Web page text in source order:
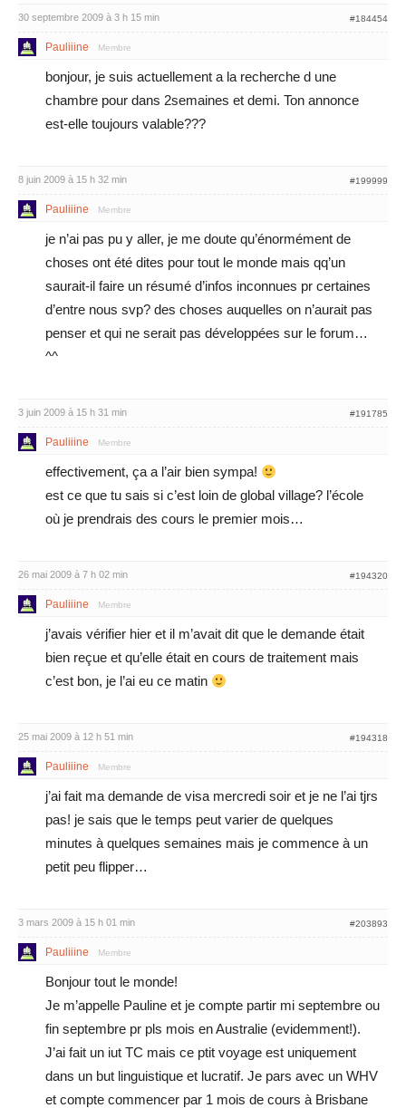
30 septembre 2009 à 3 h 15 min #184454
Pauliiine Membre
bonjour, je suis actuellement a la recherche d une
chambre pour dans 2semaines et demi. Ton annonce
est-elle toujours valable???
8 juin 2009 à 15 h 32 min #199999
Pauliiine Membre
je n’ai pas pu y aller, je me doute qu’énormément de
choses ont été dites pour tout le monde mais qq’un
saurait-il faire un résumé d’infos inconnues pr certaines
d’entre nous svp? des choses auquelles on n’aurait pas
penser et qui ne serait pas développées sur le forum…
^^
3 juin 2009 à 15 h 31 min #191785
Pauliiine Membre
effectivement, ça a l’air bien sympa!
est ce que tu sais si c’est loin de global village? l’école
où je prendrais des cours le premier mois…
26 mai 2009 à 7 h 02 min #194320
Pauliiine Membre
j’avais vérifier hier et il m’avait dit que le demande était
bien reçue et qu’elle était en cours de traitement mais
c’est bon, je l’ai eu ce matin
25 mai 2009 à 12 h 51 min #194318
Pauliiine Membre
j’ai fait ma demande de visa mercredi soir et je ne l’ai tjrs
pas! je sais que le temps peut varier de quelques
minutes à quelques semaines mais je commence à un
petit peu flipper…
3 mars 2009 à 15 h 01 min #203893
Pauliiine Membre
Bonjour tout le monde!
Je m’appelle Pauline et je compte partir mi septembre ou
fin septembre pr pls mois en Australie (evidemment!).
J’ai fait un iut TC mais ce ptit voyage est uniquement
dans un but linguistique et lucratif. Je pars avec un WHV
et compte commencer par 1 mois de cours à Brisbane